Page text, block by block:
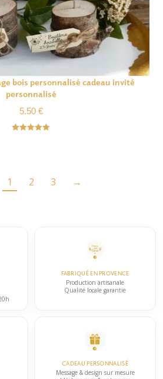
bois personnalisé cadeau invité
personnalisé
5.50 €
1 2 3 →
FABRIQUÉ EN PROVENCE
Production artisanale
Qualité locale garantie
CADEAU PERSONNALISÉ
Message & design sur mesure